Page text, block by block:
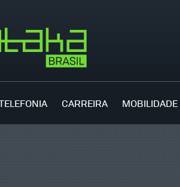
CARREIRA MOBILIDADE